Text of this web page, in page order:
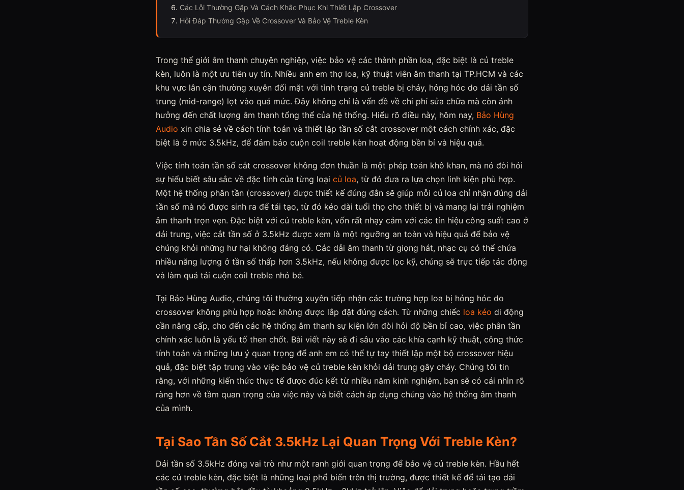
Các Lỗi Thường Gặp Và Cách Khắc Phục Khi Thiết Lập Crossover
Hỏi Đáp Thường Gặp Về Crossover Và Bảo Vệ Treble Kèn
Trong thế giới âm thanh chuyên nghiệp, việc bảo vệ các thành phần loa, đặc biệt là củ treble
kèn, luôn là một ưu tiên uy tín. Nhiều anh em thợ loa, kỹ thuật viên âm thanh tại TP.HCM và các
khu vực lân cận thường xuyên đối mặt với tình trạng củ treble bị cháy, hỏng hóc do dải tần số
trung (mid-range) lọt vào quá mức. Đây không chỉ là vấn đề về chi phí sửa chữa mà còn ảnh
hưởng đến chất lượng âm thanh tổng thể của hệ thống. Hiểu rõ điều này, hôm nay, Bảo Hùng
Audio xin chia sẻ về cách tính toán và thiết lập tần số cắt crossover một cách chính xác, đặc
biệt là ở mức 3.5kHz, để đảm bảo cuộn coil treble kèn hoạt động bền bỉ và hiệu quả.
Việc tính toán tần số cắt crossover không đơn thuần là một phép toán khô khan, mà nó đòi hỏi
sự hiểu biết sâu sắc về đặc tính của từng loại củ loa, từ đó đưa ra lựa chọn linh kiện phù hợp.
Một hệ thống phân tần (crossover) được thiết kế đúng đắn sẽ giúp mỗi củ loa chỉ nhận đúng dải
tần số mà nó được sinh ra để tái tạo, từ đó kéo dài tuổi thọ cho thiết bị và mang lại trải nghiệm
âm thanh trọn vẹn. Đặc biệt với củ treble kèn, vốn rất nhạy cảm với các tín hiệu công suất cao ở
dải trung, việc cắt tần số ở 3.5kHz được xem là một ngưỡng an toàn và hiệu quả để bảo vệ
chúng khỏi những hư hại không đáng có. Các dải âm thanh từ giọng hát, nhạc cụ có thể chứa
nhiều năng lượng ở tần số thấp hơn 3.5kHz, nếu không được lọc kỹ, chúng sẽ trực tiếp tác động
và làm quá tải cuộn coil treble nhỏ bé.
Tại Bảo Hùng Audio, chúng tôi thường xuyên tiếp nhận các trường hợp loa bị hỏng hóc do
crossover không phù hợp hoặc không được lắp đặt đúng cách. Từ những chiếc loa kéo di động
cần nâng cấp, cho đến các hệ thống âm thanh sự kiện lớn đòi hỏi độ bền bỉ cao, việc phân tần
chính xác luôn là yếu tố then chốt. Bài viết này sẽ đi sâu vào các khía cạnh kỹ thuật, công thức
tính toán và những lưu ý quan trọng để anh em có thể tự tay thiết lập một bộ crossover hiệu
quả, đặc biệt tập trung vào việc bảo vệ củ treble kèn khỏi dải trung gây cháy. Chúng tôi tin
rằng, với những kiến thức thực tế được đúc kết từ nhiều năm kinh nghiệm, bạn sẽ có cái nhìn rõ
ràng hơn về tầm quan trọng của việc này và biết cách áp dụng chúng vào hệ thống âm thanh
của mình.
Tại Sao Tần Số Cắt 3.5kHz Lại Quan Trọng Với Treble Kèn?
Dải tần số 3.5kHz đóng vai trò như một ranh giới quan trọng để bảo vệ củ treble kèn. Hầu hết
các củ treble kèn, đặc biệt là những loại phổ biến trên thị trường, được thiết kế để tái tạo dải